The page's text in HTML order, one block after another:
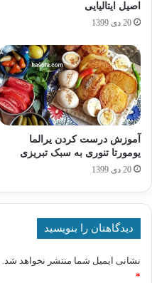
اصیل ایتالیایی
20 دی 1399
آموزش درست کردن یرالما
یومورتا تنوری به سبک تبریزی
20 دی 1399
دیدگاهتان را بنویسید
نشانی ایمیل شما منتشر نخواهد شد.
*